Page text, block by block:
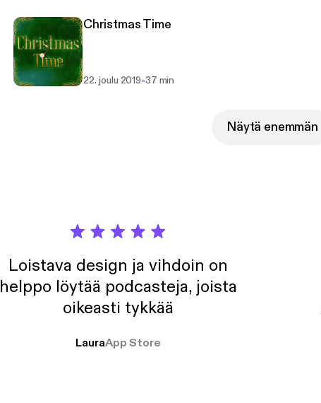
Christmas Time
22. joulu 2019-37 min
Näytä enemmän
Loistava design ja vihdoin on
helppo löytää podcasteja, joista
oikeasti tykkää
LauraApp Store